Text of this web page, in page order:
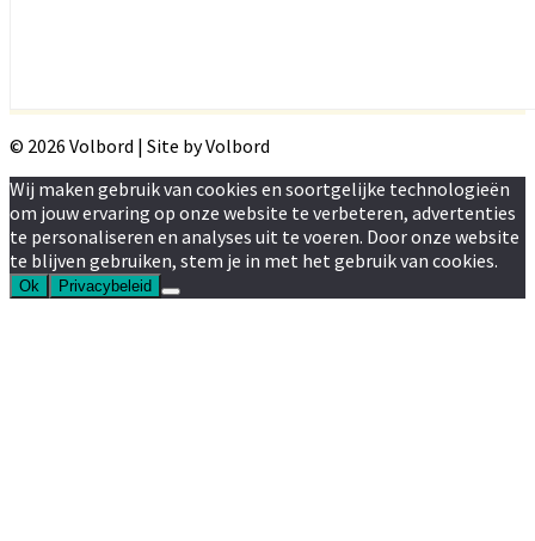
© 2026 Volbord | Site by Volbord
Wij maken gebruik van cookies en soortgelijke technologieën
om jouw ervaring op onze website te verbeteren, advertenties
te personaliseren en analyses uit te voeren. Door onze website
te blijven gebruiken, stem je in met het gebruik van cookies.
Ok Privacybeleid